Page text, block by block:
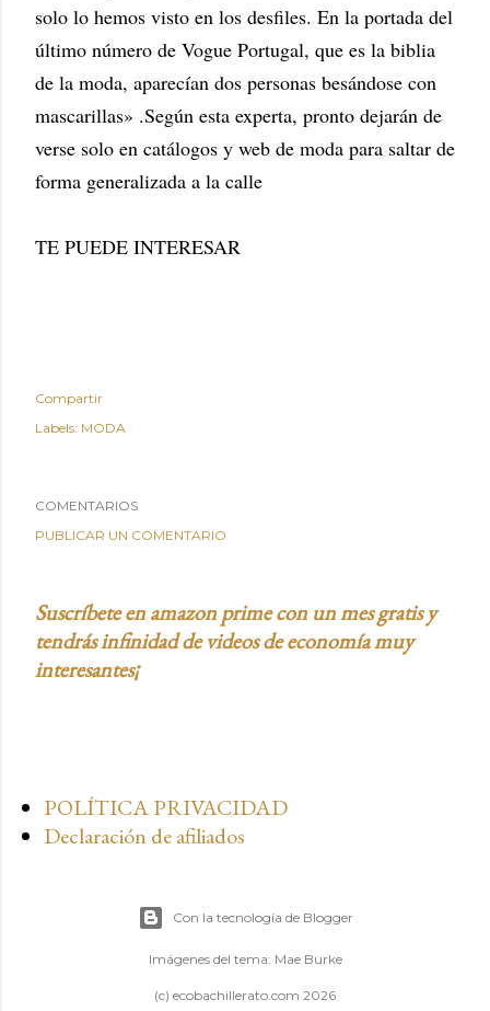
solo lo hemos visto en los desfiles. En la portada del
último número de Vogue Portugal, que es la biblia
de la moda, aparecían dos personas besándose con
mascarillas» .Según esta experta, pronto dejarán de
verse solo en catálogos y web de moda para saltar de
forma generalizada a la calle
TE PUEDE INTERESAR
Compartir
Labels: MODA
COMENTARIOS
PUBLICAR UN COMENTARIO
Suscríbete en amazon prime con un mes gratis y
tendrás infinidad de videos de economía muy
interesantes¡
POLÍTICA PRIVACIDAD
Declaración de afiliados
Con la tecnología de Blogger
Imágenes del tema: Mae Burke
(c) ecobachillerato.com 2026